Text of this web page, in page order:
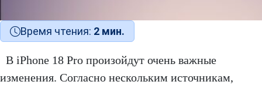
Время чтения: 2 мин.
В iPhone 18 Pro произойдут очень важные
изменения. Согласно нескольким источникам,